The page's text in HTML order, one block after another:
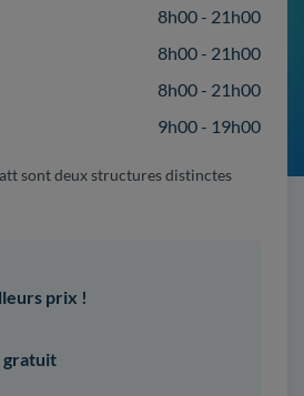
8h00 - 21h00
8h00 - 21h00
8h00 - 21h00
9h00 - 19h00
sont deux structures distinctes
prix !
gratuit